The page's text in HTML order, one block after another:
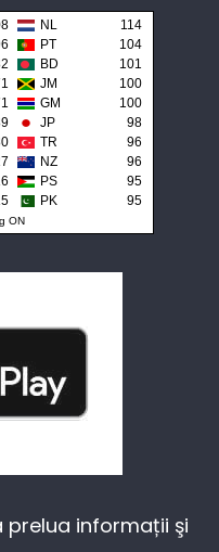
NL
114
PT
104
BD
101
JM
100
GM
100
JP
98
TR
96
NZ
96
PS
95
PK 95
ON
prelua informații şi